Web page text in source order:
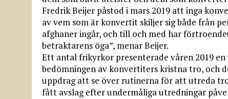
Fredrik Beijer påstod i mars 2019 att inga
av vem som är konvertit skiljer sig både från
afghaner ingår, och till och med har
betraktarens öga”, menar Beijer.
Ett antal frikyrkor presenterade våren 2019
bedömningen av konvertiters kristna tro, och
uppdrag att se över rutinerna för att utreda
fått avslag efter undermåliga utredningar